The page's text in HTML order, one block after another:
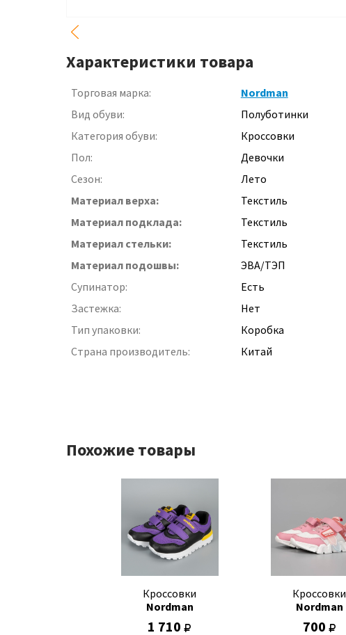
Характеристики товара
Торговая марка:
Nordman
Вид обуви:
Полуботинки
Категория обуви:
Кроссовки
Пол:
Девочки
Сезон:
Лето
Материал верха:
Текстиль
Материал подклада:
Текстиль
Материал стельки:
Текстиль
Материал подошвы:
ЭВА/ТЭП
Супинатор:
Есть
Застежка:
Нет
Тип упаковки:
Коробка
Страна производитель:
Китай
Похожие товары
Кроссовки
Nordman
1 710
Кроссовки
Nordman
700